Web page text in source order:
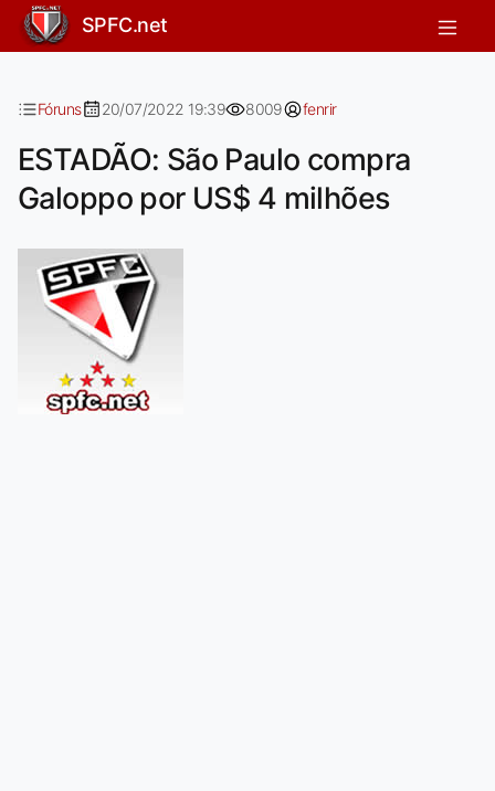
ESTADÃO: São Paulo compra
SPFC.net
Fóruns 20/07/2022 19:39 8009 fenrir
ESTADÃO: São Paulo compra
Galoppo por US$ 4 milhões